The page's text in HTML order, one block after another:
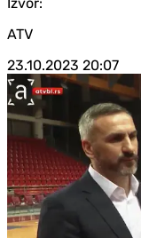
ATV
23.10.2023 20:07